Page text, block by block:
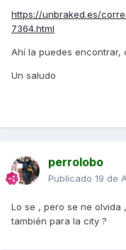
https://unbraked.es/
7364.html
Ahí la puedes encontrar,
Un saludo
perrolobo
Publicado 19 de
Lo se , pero se ne olvida
también para la city ?